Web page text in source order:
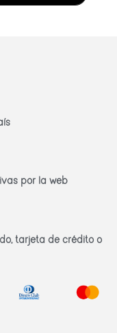
por la web
tarjeta de crédito o